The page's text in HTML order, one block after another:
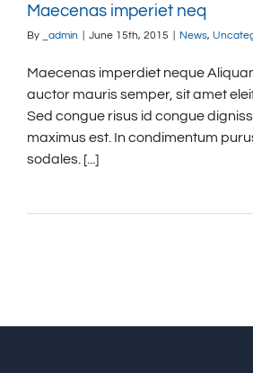
Maecenas imperiet neq
By _admin June 15th, 2015 News,
Maecenas imperdiet neque
auctor mauris semper, sit amet
Sed congue risus id congue
maximus est. In condimentum
sodales. [...]